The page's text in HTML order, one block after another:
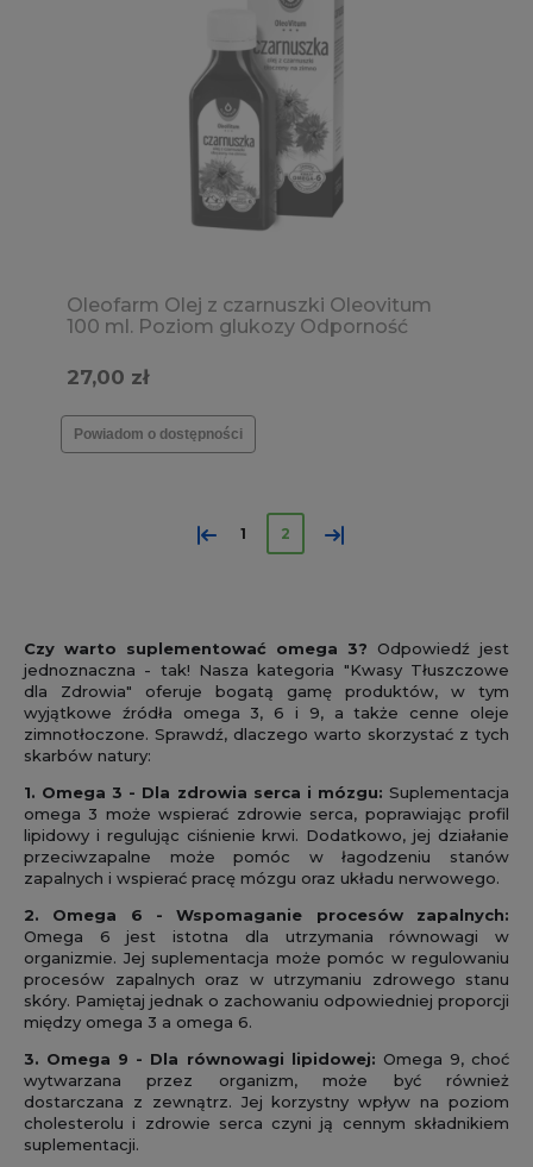
Oleofarm Olej z czarnuszki Oleovitum
100 ml. Poziom glukozy Odporność
27,00 zł
Powiadom o dostępności
« 1 2 »
Czy warto suplementować omega 3? Odpowiedź jest
jednoznaczna - tak! Nasza kategoria "Kwasy Tłuszczowe
dla Zdrowia" oferuje bogatą gamę produktów, w tym
wyjątkowe źródła omega 3, 6 i 9, a także cenne oleje
zimnotłoczone. Sprawdź, dlaczego warto skorzystać z tych
skarbów natury:
1. Omega 3 - Dla zdrowia serca i mózgu: Suplementacja
omega 3 może wspierać zdrowie serca, poprawiając profil
lipidowy i regulując ciśnienie krwi. Dodatkowo, jej działanie
przeciwzapalne może pomóc w łagodzeniu stanów
zapalnych i wspierać pracę mózgu oraz układu nerwowego.
2. Omega 6 - Wspomaganie procesów zapalnych:
Omega 6 jest istotna dla utrzymania równowagi w
organizmie. Jej suplementacja może pomóc w regulowaniu
procesów zapalnych oraz w utrzymaniu zdrowego stanu
skóry. Pamiętaj jednak o zachowaniu odpowiedniej proporcji
między omega 3 a omega 6.
3. Omega 9 - Dla równowagi lipidowej: Omega 9, choć
wytwarzana przez organizm, może być również
dostarczana z zewnątrz. Jej korzystny wpływ na poziom
cholesterolu i zdrowie serca czyni ją cennym składnikiem
suplementacji.